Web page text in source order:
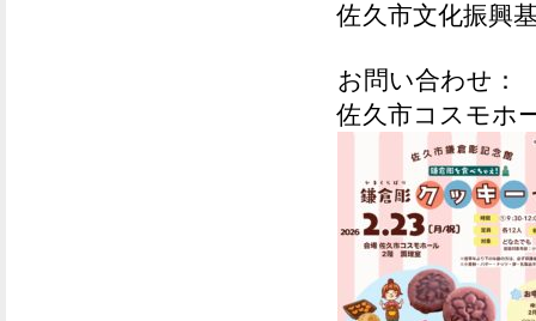
佐久市文化振興
お問い合わせ：
佐久市コスモ